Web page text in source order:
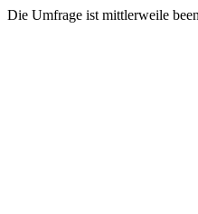
Die Umfrage ist mittlerweile